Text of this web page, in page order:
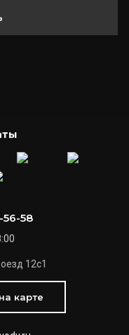
56-58
12с1
карте